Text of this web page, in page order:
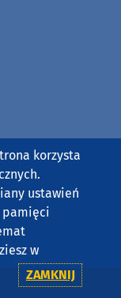
korzysta
ustawień
pamięci
w
ZAMKNIJ